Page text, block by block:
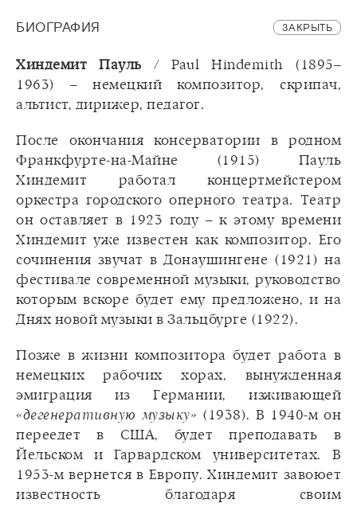
БИОГРАФИЯ ЗАКРЫТЬ
Хиндемит Пауль / Paul Hindemith (1895–
1963) – немецкий композитор, скрипач,
альтист, дирижер, педагог.
После окончания консерватории в родном
Франкфурте-на-Майне (1915) Пауль
Хиндемит работал концертмейстером
оркестра городского оперного театра. Театр
он оставляет в 1923 году – к этому времени
Хиндемит уже известен как композитор. Его
сочинения звучат в Донаушингене (1921) на
фестивале современной музыки, руководство
которым вскоре будет ему предложено, и на
Днях новой музыки в Зальцбурге (1922).
Позже в жизни композитора будет работа в
немецких рабочих хорах, вынужденная
эмиграция из Германии, изживающей
«дегенеративную музыку» (1938). В 1940-м он
переедет в США, будет преподавать в
Йельском и Гарвардском университетах. В
1953-м вернется в Европу. Хиндемит завоюет
известность благодаря своим